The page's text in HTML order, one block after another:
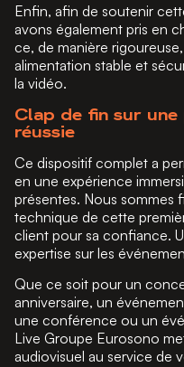
Enfin, afin de soutenir
avons également pris en
ce, de manière
alimentation stable et
la vidéo.
Clap de fin sur
réussie
Ce dispositif complet a
en une expérience
présentes. Nous sommes
technique de cette
client pour sa confiance.
expertise sur les
Que ce soit pour un
anniversaire, un
une conférence ou un
Live Groupe Eurosono
audiovisuel au service de